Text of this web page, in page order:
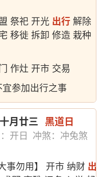
祭祀 开光 出行 解除
移徙 拆卸 修造 栽种
作灶 开市 交易
参加出行之事
月廿三 黑道日
开日
冲煞：冲兔煞
事勿用】 开市 纳财 出